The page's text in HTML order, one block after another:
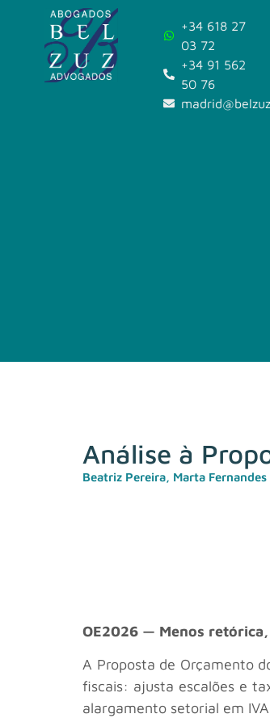
+34 618 27
03 72
+34 91 562
50 76
Análise à
Beatriz Pereira, Marta Fernandes
OE2026 — Menos
A Proposta de Orçamento
fiscais: ajusta escalões e
alargamento setorial em